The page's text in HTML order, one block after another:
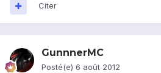
Citer
GunnnerMC
Posté(e) 6 août 2012